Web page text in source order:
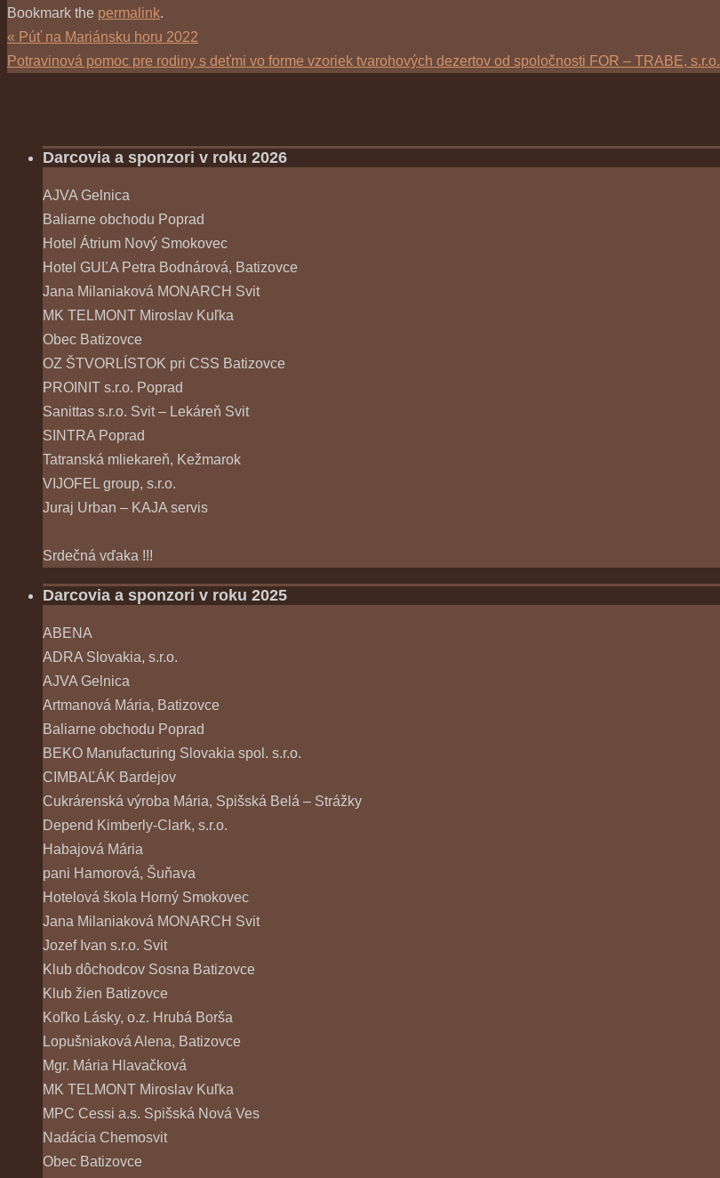
Bookmark the permalink.
« Púť na Mariánsku horu 2022
Potravinová pomoc pre rodiny s deťmi vo forme vzoriek tvarohových dezertov od spoločnosti FOR – TRABE, s.r.o.
Darcovia a sponzori v roku 2026
AJVA Gelnica
Baliarne obchodu Poprad
Hotel Átrium Nový Smokovec
Hotel GUĽA Petra Bodnárová, Batizovce
Jana Milaniaková MONARCH Svit
MK TELMONT Miroslav Kuľka
Obec Batizovce
OZ ŠTVORLÍSTOK pri CSS Batizovce
PROINIT s.r.o. Poprad
Sanittas s.r.o. Svit – Lekáreň Svit
SINTRA Poprad
Tatranská mliekareň, Kežmarok
VIJOFEL group, s.r.o.
Juraj Urban – KAJA servis
Srdečná vďaka !!!
Darcovia a sponzori v roku 2025
ABENA
ADRA Slovakia, s.r.o.
AJVA Gelnica
Artmanová Mária, Batizovce
Baliarne obchodu Poprad
BEKO Manufacturing Slovakia spol. s.r.o.
CIMBAĽÁK Bardejov
Cukrárenská výroba Mária, Spišská Belá – Strážky
Depend Kimberly-Clark, s.r.o.
Habajová Mária
pani Hamorová, Šuňava
Hotelová škola Horný Smokovec
Jana Milaniaková MONARCH Svit
Jozef Ivan s.r.o. Svit
Klub dôchodcov Sosna Batizovce
Klub žien Batizovce
Koľko Lásky, o.z. Hrubá Borša
Lopušniaková Alena, Batizovce
Mgr. Mária Hlavačková
MK TELMONT Miroslav Kuľka
MPC Cessi a.s. Spišská Nová Ves
Nadácia Chemosvit
Obec Batizovce